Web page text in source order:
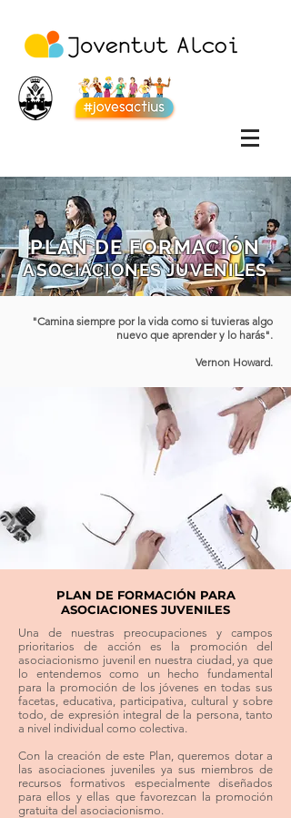
PLAN DE FORMACIÓN
ASOCIACIONES JUVENILES
"Camina siempre por la vida como si tuvieras algo
nuevo que aprender y lo harás".
Vernon Howard.
PLAN DE FORMACIÓN PARA
ASOCIACIONES JUVENILES
Una de nuestras preocupaciones y campos
prioritarios de acción es la promoción del
asociacionismo juvenil en nuestra ciudad, ya que
lo entendemos como un hecho fundamental
para la promoción de los jóvenes en todas sus
facetas, educativa, participativa, cultural y sobre
todo, de expresión integral de la persona, tanto
a nivel individual como colectiva.
Con la creación de este Plan, queremos dotar a
las asociaciones juveniles ya sus miembros de
recursos formativos especialmente diseñados
para ellos y ellas que favorezcan la promoción
gratuita del asociacionismo.